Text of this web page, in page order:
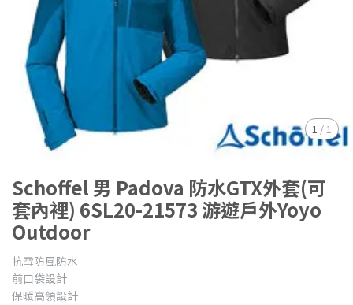
1 /1
Schoffel 男 Padova 防水GTX外套(可
套內裡) 6SL20-21573 游遊戶外Yoyo
Outdoor
抗雪防風防水
前口袋設計
保暖高領設計